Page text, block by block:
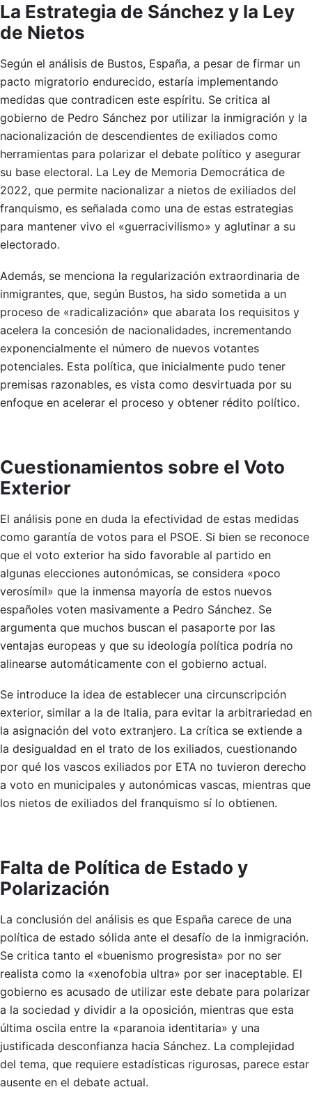
La Estrategia de Sánchez y la Ley
de Nietos
Según el análisis de Bustos, España, a pesar de firmar un
pacto migratorio endurecido, estaría implementando
medidas que contradicen este espíritu. Se critica al
gobierno de Pedro Sánchez por utilizar la inmigración y la
nacionalización de descendientes de exiliados como
herramientas para polarizar el debate político y asegurar
su base electoral. La Ley de Memoria Democrática de
2022, que permite nacionalizar a nietos de exiliados del
franquismo, es señalada como una de estas estrategias
para mantener vivo el «guerracivilismo» y aglutinar a su
electorado.
Además, se menciona la regularización extraordinaria de
inmigrantes, que, según Bustos, ha sido sometida a un
proceso de «radicalización» que abarata los requisitos y
acelera la concesión de nacionalidades, incrementando
exponencialmente el número de nuevos votantes
potenciales. Esta política, que inicialmente pudo tener
premisas razonables, es vista como desvirtuada por su
enfoque en acelerar el proceso y obtener rédito político.
Cuestionamientos sobre el Voto
Exterior
El análisis pone en duda la efectividad de estas medidas
como garantía de votos para el PSOE. Si bien se reconoce
que el voto exterior ha sido favorable al partido en
algunas elecciones autonómicas, se considera «poco
verosímil» que la inmensa mayoría de estos nuevos
españoles voten masivamente a Pedro Sánchez. Se
argumenta que muchos buscan el pasaporte por las
ventajas europeas y que su ideología política podría no
alinearse automáticamente con el gobierno actual.
Se introduce la idea de establecer una circunscripción
exterior, similar a la de Italia, para evitar la arbitrariedad en
la asignación del voto extranjero. La crítica se extiende a
la desigualdad en el trato de los exiliados, cuestionando
por qué los vascos exiliados por ETA no tuvieron derecho
a voto en municipales y autonómicas vascas, mientras que
los nietos de exiliados del franquismo sí lo obtienen.
Falta de Política de Estado y
Polarización
La conclusión del análisis es que España carece de una
política de estado sólida ante el desafío de la inmigración.
Se critica tanto el «buenismo progresista» por no ser
realista como la «xenofobia ultra» por ser inaceptable. El
gobierno es acusado de utilizar este debate para polarizar
a la sociedad y dividir a la oposición, mientras que esta
última oscila entre la «paranoia identitaria» y una
justificada desconfianza hacia Sánchez. La complejidad
del tema, que requiere estadísticas rigurosas, parece estar
ausente en el debate actual.